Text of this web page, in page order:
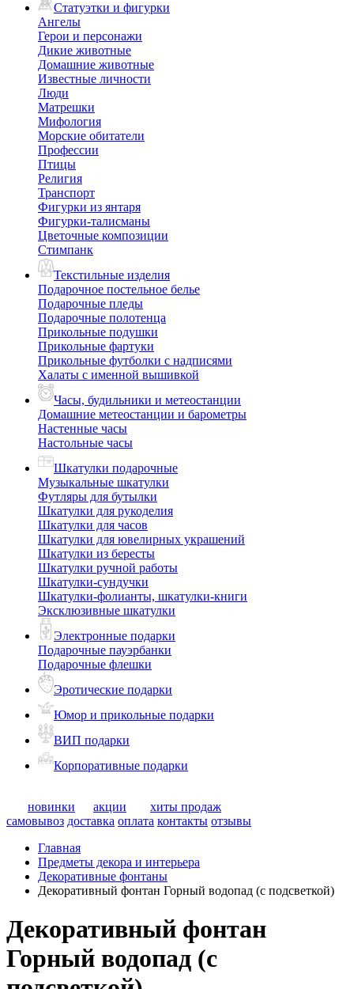
Статуэтки и фигурки
Ангелы
Герои и персонажи
Дикие животные
Домашние животные
Известные личности
Люди
Матрешки
Мифология
Морские обитатели
Профессии
Птицы
Религия
Транспорт
Фигурки из янтаря
Фигурки-талисманы
Цветочные композиции
Стимпанк
Текстильные изделия
Подарочное постельное белье
Подарочные пледы
Подарочные полотенца
Прикольные подушки
Прикольные фартуки
Прикольные футболки с надписями
Халаты с именной вышивкой
Часы, будильники и метеостанции
Домашние метеостанции и барометры
Настенные часы
Настольные часы
Шкатулки подарочные
Музыкальные шкатулки
Футляры для бутылки
Шкатулки для рукоделия
Шкатулки для часов
Шкатулки для ювелирных украшений
Шкатулки из бересты
Шкатулки ручной работы
Шкатулки-сундучки
Шкатулки-фолианты, шкатулки-книги
Эксклюзивные шкатулки
Электронные подарки
Подарочные пауэрбанки
Подарочные флешки
Эротические подарки
Юмор и прикольные подарки
ВИП подарки
Корпоративные подарки
новинки акции
хиты продаж
самовывоз доставка оплата контакты отзывы
Главная
Предметы декора и интерьера
Декоративные фонтаны
Декоративный фонтан Горный водопад (с подсветкой)
Декоративный фонтан
Горный водопад (с